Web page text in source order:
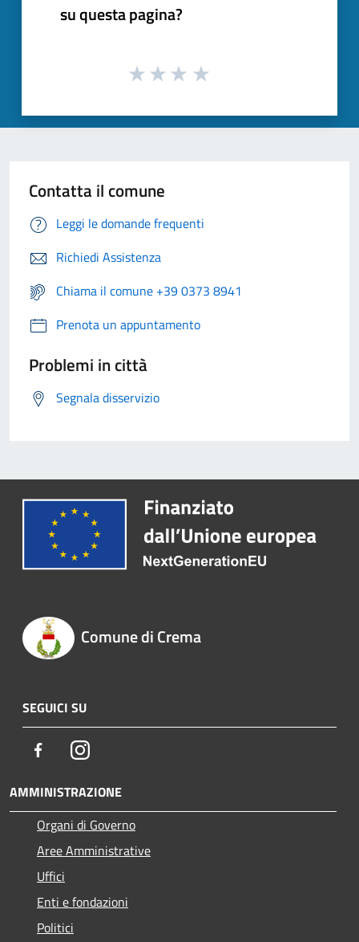
su questa pagina?
Contatta il comune
Leggi le domande frequenti
Richiedi Assistenza
Chiama il comune +39 0373 8941
Prenota un appuntamento
Problemi in città
Segnala disservizio
Comune di Crema
SEGUICI SU
FacebookInstagram
AMMINISTRAZIONE
Organi di Governo
Aree Amministrative
Uffici
Enti e fondazioni
Politici